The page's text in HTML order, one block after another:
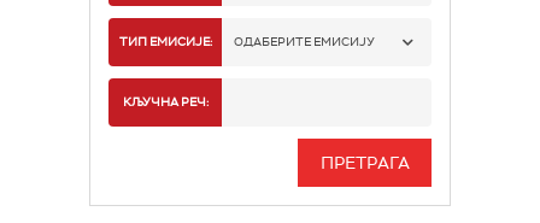
РТС 1
РТС 3
ТИП ЕМИСИЈЕ: ОДАБЕРИТЕ ЕМИСИЈУ
ИНФО
КЉУЧНА РЕЧ: